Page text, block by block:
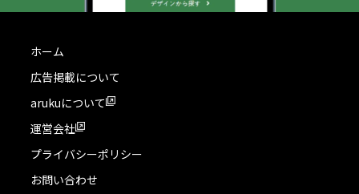
ホーム
広告掲載について
arukuについて
運営会社
プライバシーポリシー
お問い合わせ